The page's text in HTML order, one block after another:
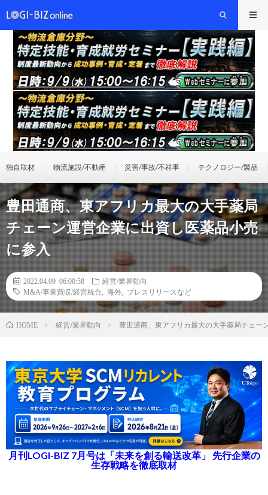
独自取材 物流施設/不動産 災害/事故/不祥事 テクノロジー/製品
豊田通商、東アフリカ最大の大手薬局
チェーン運営企業に出資し医薬品小売
に参入
2022.04.09 06:00:58
経営/業界動向
M&A/事業買収/経営統合
海外 プレスリリースなど
HOME 経営/業界動向 豊田通商、東アフリカ最大の大手薬局チェー
月刊LOGI-BIZ 7月号は「未来を創る輸送改革」 先行企業の
生存戦略を徹底取材